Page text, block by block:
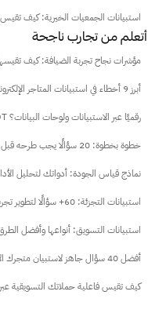
استبيانات الجمعيات الخيرية: كيف
مؤشرات نجاح تجربة الضيافة: كيف تقيسها
أبرز 9 أخطاء في استبيانات المتاجر الإلكترونية تؤدي لقرارات خاطئة
كيف تنفّذ تحليل SWOT رقميًا عبر الاستبيانات ولوحات البيانات؟
خطوة بخطوة: 20 سؤالًا يجب طرحه قبل إطلاق منتج أو خدمة جديدة
نماذج قياس الجودة: أدواتك لتحليل
استبيانات التجزئة: 60+ سؤالًا لتطوير تجربة التسوّق
استبيانات التسويق: أنواعها وأفضل
أفضل 40 سؤال جاهز لاستبيان متجرك الإلكتروني
كيف تقيس فاعلية حملاتك التسويقية عبر